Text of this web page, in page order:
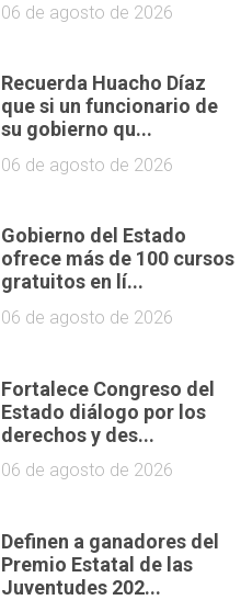
06 de agosto de 2026
Recuerda Huacho Díaz
que si un funcionario de
su gobierno qu...
06 de agosto de 2026
Gobierno del Estado
ofrece más de 100 cursos
gratuitos en lí...
06 de agosto de 2026
Fortalece Congreso del
Estado diálogo por los
derechos y des...
06 de agosto de 2026
Definen a ganadores del
Premio Estatal de las
Juventudes 202...